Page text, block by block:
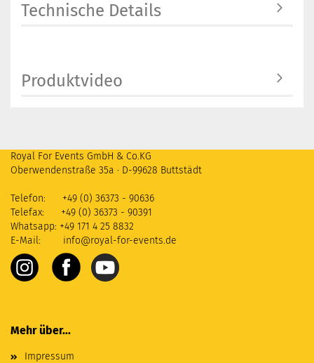
Technische Details
Produktvideo
Royal For Events GmbH & Co.KG
Oberwendenstraße 35a · D-99628 Buttstädt
Telefon: +49 (0) 36373 - 90636
Telefax: +49 (0) 36373 - 90391
Whatsapp: +49 171 4 25 8832
E-Mail: info@royal-for-events.de
Mehr über...
Impressum